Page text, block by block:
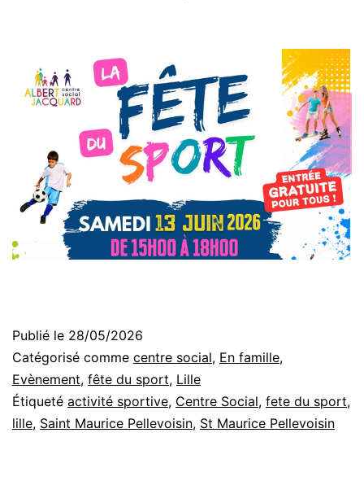
Publié le 28/05/2026
Catégorisé comme centre social, En famille,
Evènement, fête du sport, Lille
Étiqueté activité sportive, Centre Social, fete du sport,
lille, Saint Maurice Pellevoisin, St Maurice Pellevoisin